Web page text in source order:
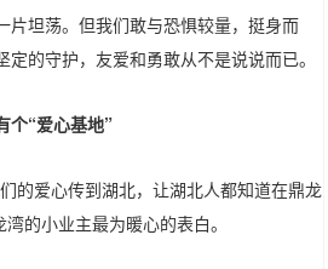
片坦荡。但我们敢与恐惧较量，挺身而
的守护，友爱和勇敢从不是说说而已。
个“爱心基地”
的爱心传到湖北，让湖北人都知道在鼎龙
湾的小业主最为暖心的表白。